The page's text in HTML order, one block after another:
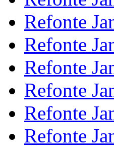
Refonte
Refonte
Refonte
Refonte
Refonte
Refonte